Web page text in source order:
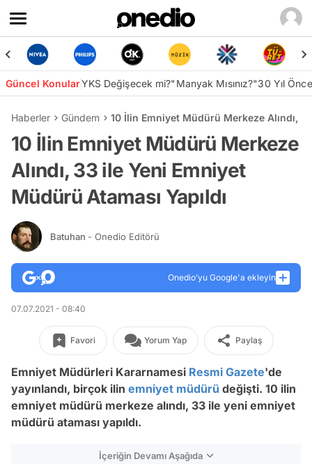
Güncel KonularYKS Değişecek mi?"Manyak Mısınız?"30 Yıl
Haberler Gündem 10 İlin Emniyet Müdürü Merkeze Alındı,
10 İlin Emniyet Müdürü Merkeze
Alındı, 33 ile Yeni Emniyet
Müdürü Ataması Yapıldı
Batuhan - Onedio Editörü
Onedio’yu Google'a ekleyin
07.07.2021 - 08:40
Favori Yorum Yap Paylaş
Emniyet Müdürleri Kararnamesi Resmi Gazete'de
yayınlandı, birçok ilin emniyet müdürü değişti. 10 ilin
emniyet müdürü merkeze alındı, 33 ile yeni emniyet
müdürü ataması yapıldı.
İçeriğin Devamı Aşağıda